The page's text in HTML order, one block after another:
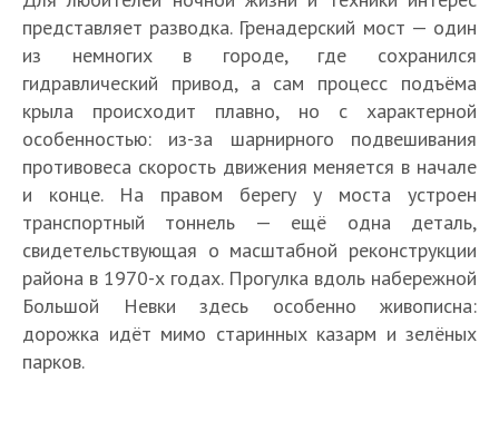
представляет разводка. Гренадерский мост — один
из немногих в городе, где сохранился
гидравлический привод, а сам процесс подъёма
крыла происходит плавно, но с характерной
особенностью: из-за шарнирного подвешивания
противовеса скорость движения меняется в начале
и конце. На правом берегу у моста устроен
транспортный тоннель — ещё одна деталь,
свидетельствующая о масштабной реконструкции
района в 1970-х годах. Прогулка вдоль набережной
Большой Невки здесь особенно живописна:
дорожка идёт мимо старинных казарм и зелёных
парков.